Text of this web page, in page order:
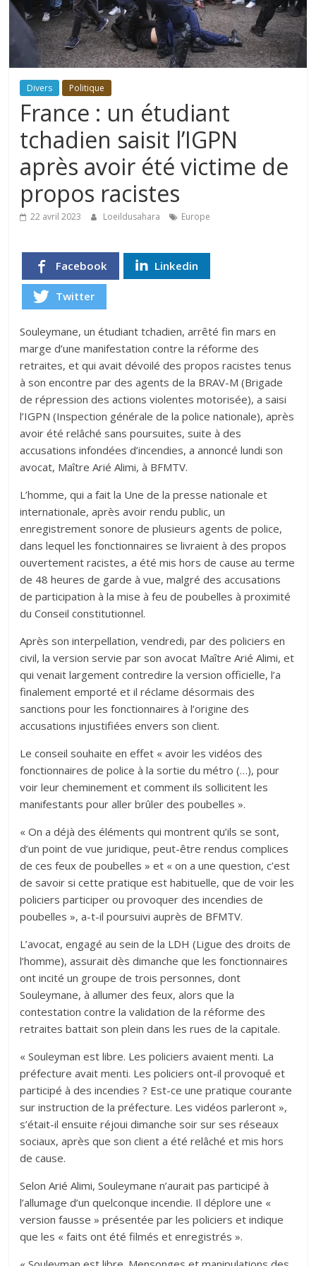
Divers Politique
France : un étudiant
tchadien saisit l’IGPN
après avoir été victime de
propos racistes
22 avril 2023 Loeildusahara Europe
Facebook Linkedin
Twitter
Souleymane, un étudiant tchadien, arrêté fin mars en
marge d’une manifestation contre la réforme des
retraites, et qui avait dévoilé des propos racistes tenus
à son encontre par des agents de la BRAV-M (Brigade
de répression des actions violentes motorisée), a saisi
l’IGPN (Inspection générale de la police nationale), après
avoir été relâché sans poursuites, suite à des
accusations infondées d’incendies, a annoncé lundi son
avocat, Maître Arié Alimi, à BFMTV.
L’homme, qui a fait la Une de la presse nationale et
internationale, après avoir rendu public, un
enregistrement sonore de plusieurs agents de police,
dans lequel les fonctionnaires se livraient à des propos
ouvertement racistes, a été mis hors de cause au terme
de 48 heures de garde à vue, malgré des accusations
de participation à la mise à feu de poubelles à proximité
du Conseil constitutionnel.
Après son interpellation, vendredi, par des policiers en
civil, la version servie par son avocat Maître Arié Alimi, et
qui venait largement contredire la version officielle, l’a
finalement emporté et il réclame désormais des
sanctions pour les fonctionnaires à l’origine des
accusations injustifiées envers son client.
Le conseil souhaite en effet « avoir les vidéos des
fonctionnaires de police à la sortie du métro (…), pour
voir leur cheminement et comment ils sollicitent les
manifestants pour aller brûler des poubelles ».
« On a déjà des éléments qui montrent qu’ils se sont,
d’un point de vue juridique, peut-être rendus complices
de ces feux de poubelles » et « on a une question, c’est
de savoir si cette pratique est habituelle, que de voir les
policiers participer ou provoquer des incendies de
poubelles », a-t-il poursuivi auprès de BFMTV.
L’avocat, engagé au sein de la LDH (Ligue des droits de
l’homme), assurait dès dimanche que les fonctionnaires
ont incité un groupe de trois personnes, dont
Souleymane, à allumer des feux, alors que la
contestation contre la validation de la réforme des
retraites battait son plein dans les rues de la capitale.
« Souleyman est libre. Les policiers avaient menti. La
préfecture avait menti. Les policiers ont-il provoqué et
participé à des incendies ? Est-ce une pratique courante
sur instruction de la préfecture. Les vidéos parleront »,
s’était-il ensuite réjoui dimanche soir sur ses réseaux
sociaux, après que son client a été relâché et mis hors
de cause.
Selon Arié Alimi, Souleymane n’aurait pas participé à
l’allumage d’un quelconque incendie. Il déplore une «
version fausse » présentée par les policiers et indique
que les « faits ont été filmés et enregistrés ».